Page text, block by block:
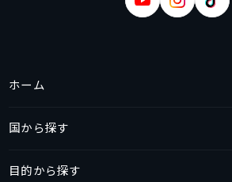
ホーム
国から探す
目的から探す